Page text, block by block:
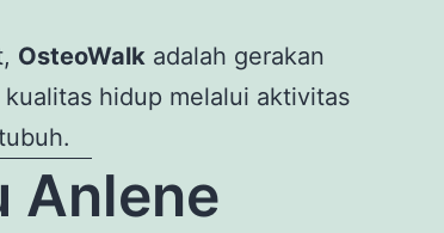
OsteoWalk adalah gerakan
hidup melalui aktivitas
Anlene